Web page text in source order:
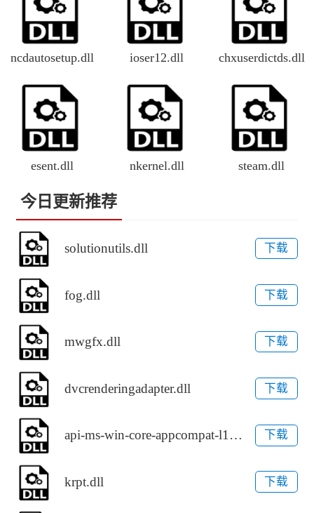
ncdautosetup.dll ioser12.dll chxuserdictds.dll
esent.dll nkernel.dll steam.dll
今日更新推荐
solutionutils.dll 下载
fog.dll 下载
mwgfx.dll 下载
dvcrenderingadapter.dll 下载
api-ms-win-core-appcompat-l1-1-1.dll 下载
krpt.dll 下载